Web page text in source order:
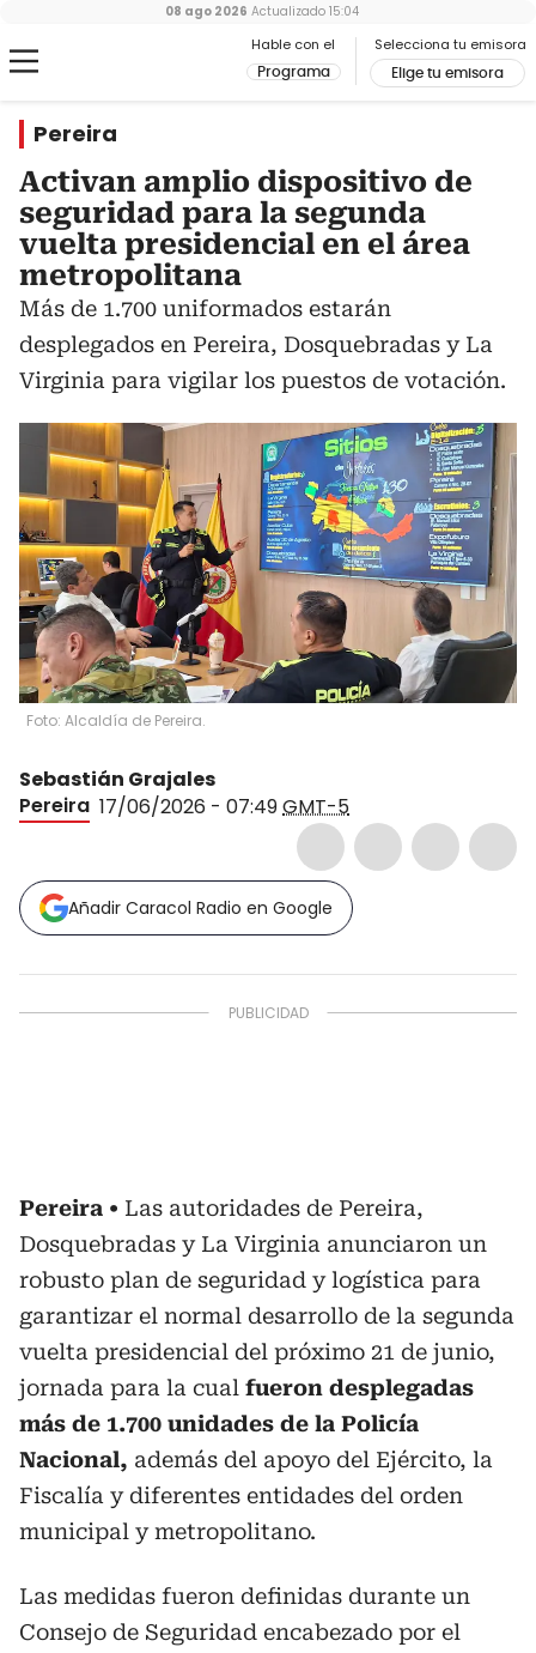
Hable con el
Programa
Selecciona tu emisora
Elige tu emisora
08 ago 2026 Actualizado 15:04
Pereira
Activan amplio dispositivo de
seguridad para la segunda
vuelta presidencial en el área
metropolitana
Más de 1.700 uniformados estarán
desplegados en Pereira, Dosquebradas y La
Virginia para vigilar los puestos de votación.
Foto: Alcaldía de Pereira.
Sebastián Grajales
Pereira 17/06/2026 - 07:49GMT-5
Añadir Caracol Radio en Google
Pereira
Las autoridades de Pereira,
Dosquebradas y La Virginia anunciaron un
robusto plan de seguridad y logística para
garantizar el normal desarrollo de la segunda
vuelta presidencial del próximo 21 de junio,
jornada para la cual fueron desplegadas
más de 1.700 unidades de la Policía
Nacional, además del apoyo del Ejército, la
Fiscalía y diferentes entidades del orden
municipal y metropolitano.
Las medidas fueron definidas durante un
Consejo de Seguridad encabezado por el